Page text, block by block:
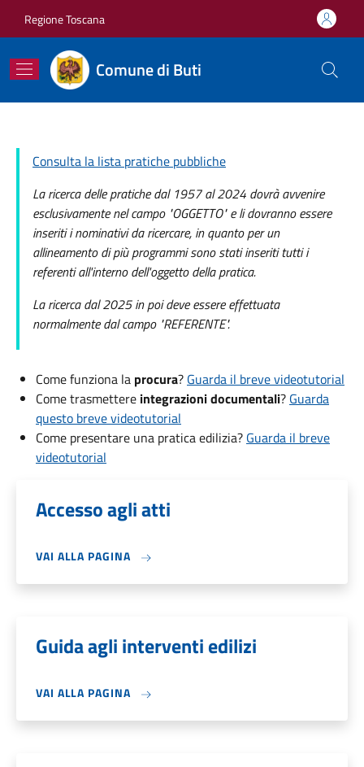
Regione Toscana
Comune di Buti
Consulta la lista pratiche pubbliche
La ricerca delle pratiche dal 1957 al 2024 dovrà avvenire
esclusivamente nel campo "OGGETTO" e li dovranno essere
inseriti i nominativi da ricercare, in quanto per un
allineamento di più programmi sono stati inseriti tutti i
referenti all'interno dell'oggetto della pratica.
La ricerca dal 2025 in poi deve essere effettuata
normalmente dal campo "REFERENTE".
Come funziona la procura? Guarda il breve videotutorial
Come trasmettere integrazioni documentali? Guarda
questo breve videotutorial
Come presentare una pratica edilizia? Guarda il breve
videotutorial
Accesso agli atti
VAI ALLA PAGINA
Guida agli interventi edilizi
VAI ALLA PAGINA